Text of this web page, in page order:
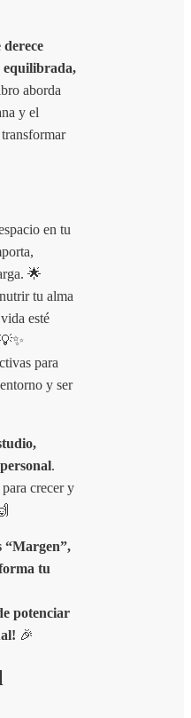
derece
equilibrada,
aborda
y el
en tu
🌟
tu alma
esté
para
y ser
.
crecer y
“Margen”,
tu
potenciar
🎉